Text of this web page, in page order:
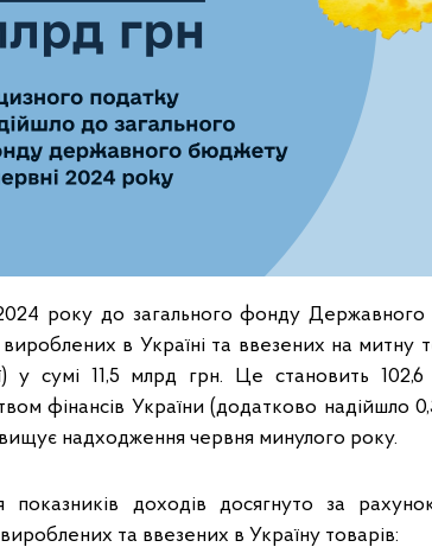
року до загального фонду
в Україні та ввезених на митну
у сумі 11,5 млрд грн. Це становить
фінансів України (додатково надійшло
надходження червня минулого року.
показників доходів досягнуто за
та ввезених в Україну товарів: